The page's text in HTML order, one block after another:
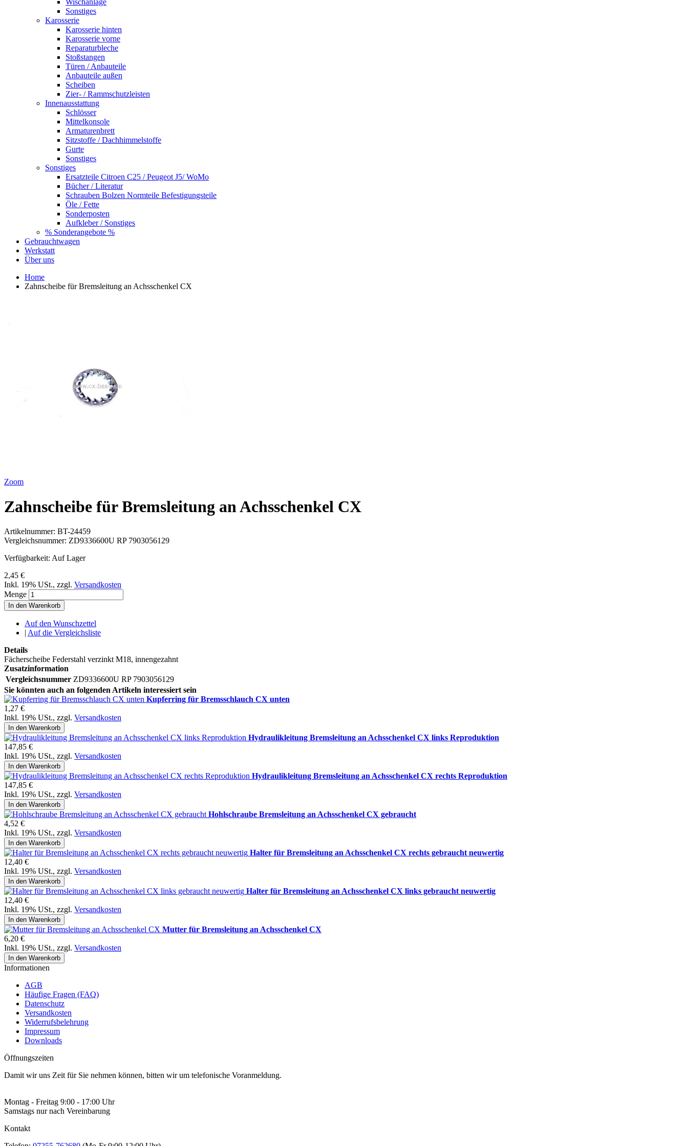
Sonstiges
Karosserie
Karosserie hinten
Karosserie vorne
Reparaturbleche
Stoßstangen
Türen / Anbauteile
Anbauteile außen
Scheiben
Zier- / Rammschutzleisten
Innenausstattung
Schlösser
Mittelkonsole
Armaturenbrett
Sitzstoffe / Dachhimmelstoffe
Gurte
Sonstiges
Sonstiges
Ersatzteile Citroen C25 / Peugeot J5/ WoMo
Bücher / Literatur
Schrauben Bolzen Normteile Befestigungsteile
Öle / Fette
Sonderposten
Aufkleber / Sonstiges
% Sonderangebote %
Gebrauchtwagen
Werkstatt
Über uns
Home
Zahnscheibe für Bremsleitung an Achsschenkel CX
Zoom
Zahnscheibe für Bremsleitung an Achsschenkel CX
Artikelnummer: BT-24459
Vergleichsnummer: ZD9336600U RP 7903056129
Verfügbarkeit: Auf Lager
2,45 €
Inkl. 19% USt., zzgl. Versandkosten
Menge
In den Warenkorb
Auf den Wunschzettel
| Auf die Vergleichsliste
Details
Fächerscheibe Federstahl verzinkt M18, innengezahnt
Zusatzinformation
Vergleichsnummer ZD9336600U RP 7903056129
Sie könnten auch an folgenden Artikeln interessiert sein
Kupferring für Bremsschlauch CX unten
1,27 €
Inkl. 19% USt., zzgl. Versandkosten
In den Warenkorb
Hydraulikleitung Bremsleitung an Achsschenkel CX links Reproduktion
147,85 €
Inkl. 19% USt., zzgl. Versandkosten
In den Warenkorb
Hydraulikleitung Bremsleitung an Achsschenkel CX rechts Reproduktion
147,85 €
Inkl. 19% USt., zzgl. Versandkosten
In den Warenkorb
Hohlschraube Bremsleitung an Achsschenkel CX gebraucht
4,52 €
Inkl. 19% USt., zzgl. Versandkosten
In den Warenkorb
Halter für Bremsleitung an Achsschenkel CX rechts gebraucht neuwertig
12,40 €
Inkl. 19% USt., zzgl. Versandkosten
In den Warenkorb
Halter für Bremsleitung an Achsschenkel CX links gebraucht neuwertig
12,40 €
Inkl. 19% USt., zzgl. Versandkosten
In den Warenkorb
Mutter für Bremsleitung an Achsschenkel CX
6,20 €
Inkl. 19% USt., zzgl. Versandkosten
In den Warenkorb
Informationen
AGB
Häufige Fragen (FAQ)
Datenschutz
Versandkosten
Widerrufsbelehrung
Impressum
Downloads
Öffnungszeiten
Damit wir uns Zeit für Sie nehmen können, bitten wir um telefonische Voranmeldung.
Montag - Freitag 9:00 - 17:00 Uhr
Samstags nur nach Vereinbarung
Kontakt